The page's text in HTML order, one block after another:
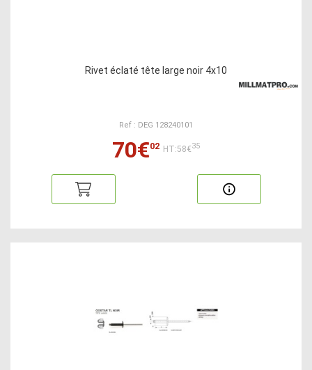
Rivet éclaté tête large noir 4x10
Ref : DEG 128240101
70€02 HT:58€35